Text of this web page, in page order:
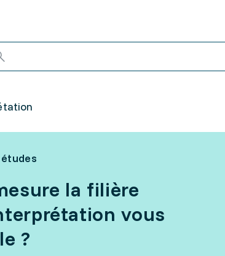
la filière
vous
?